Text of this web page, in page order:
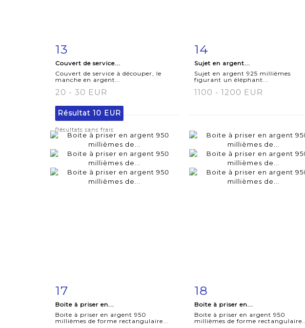
13
Couvert de service...
Couvert de service à découper, le
manche en argent...
20 - 30 EUR
Résultat 10 EUR
Résultats sans frais
détaillée
14
Sujet en argent...
Sujet en argent 925 millièmes
figurant un éléphant...
1100 - 1200 EUR
détaillée
17
Boite à priser en...
Boite à priser en argent 950
millièmes de forme rectangulaire...
détaillée
18
Boite à priser en...
Boite à priser en argent 950
millièmes de forme rectangulaire...